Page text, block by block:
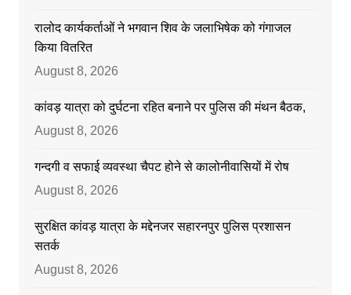
रालोद कार्यकर्ताओं ने भगवान शिव के जलाभिषेक को गंगाजल
किया वितरित
August 8, 2026
कांवड़ यात्रा को दुर्घटना रहित बनाने पर पुलिस की मंथन बैठक,
August 8, 2026
गन्दगी व सफाई व्यवस्था चैपट होने से कालोनीवासियों में रोष
August 8, 2026
सुरक्षित कांवड़ यात्रा के मद्देनजर सहारनपुर पुलिस प्रशासन
सतर्क
August 8, 2026